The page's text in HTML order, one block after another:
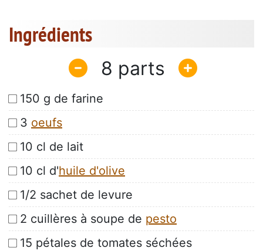
Ingrédients
8
150 g de farine
3 oeufs
10 cl de lait
10 cl d'huile d'olive
1/2 sachet de levure
2 cuillères à soupe de pesto
15 pétales de tomates séchées